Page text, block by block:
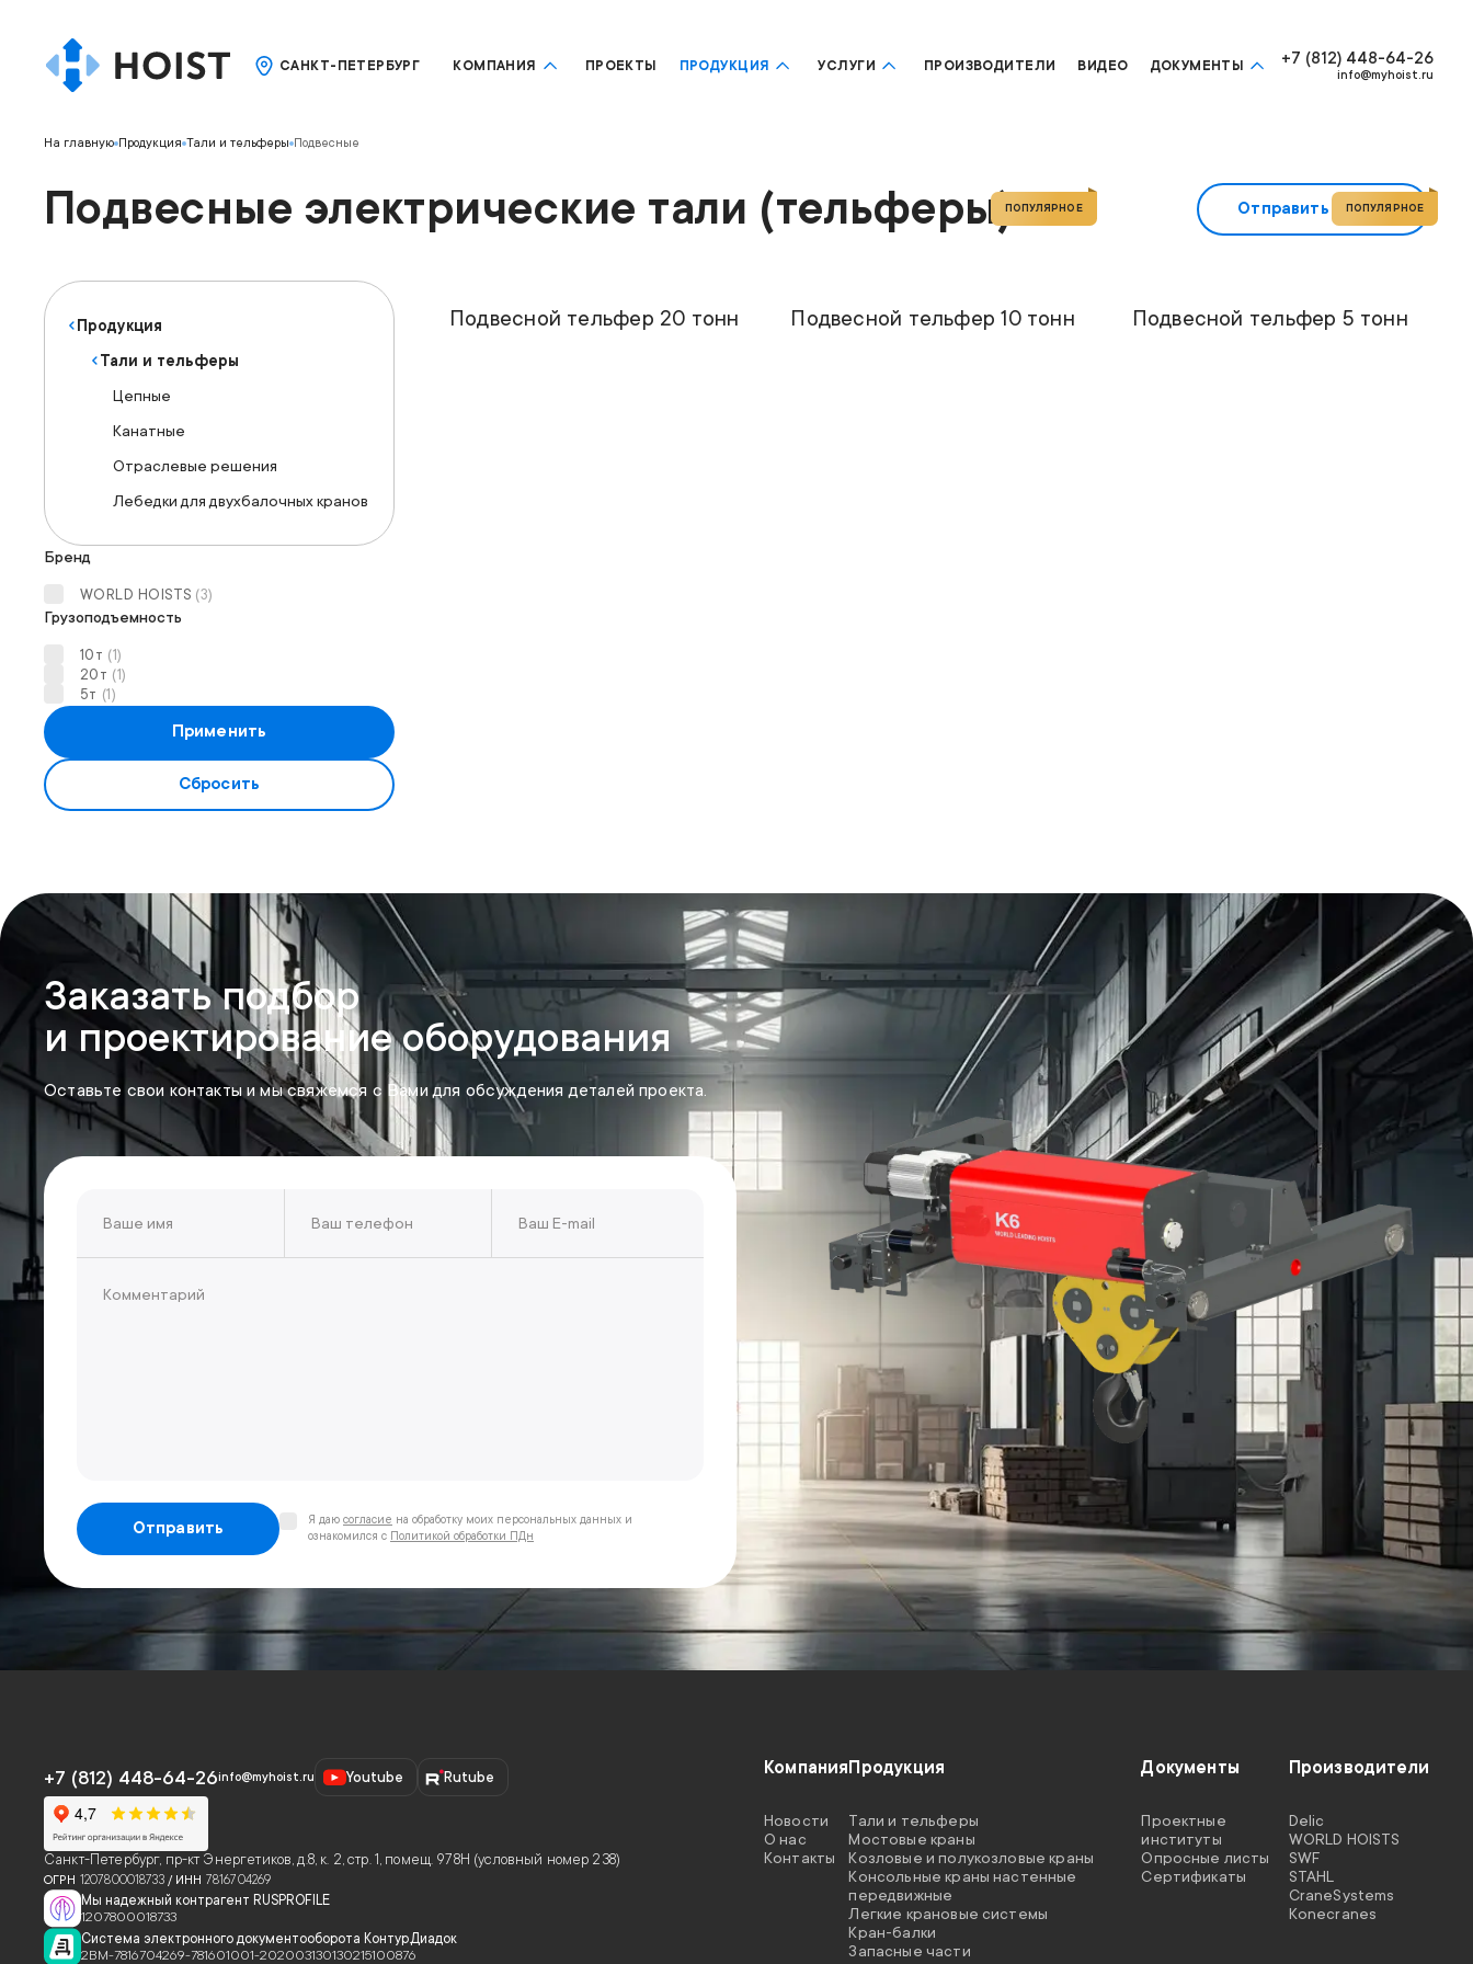
САНКТ-ПЕТЕРБУРГ КОМПАНИЯ ПРОЕКТЫ ПРОДУКЦИЯ УСЛУГИ ПРОИЗВОДИТЕЛИ ВИДЕО ДОКУМЕНТЫ +7 (812) 448-64-26
info@myhoist.ru
На главную Продукция Тали и тельферы Подвесные
Подвесные электрические тали (тельферы) Отправить заявку
Продукция
Тали и тельферы
Цепные
Канатные
Отраслевые решения
Лебедки для двухбалочных кранов
Бренд
WORLD HOISTS (3)
Грузоподъемность
10т (1)
20т (1)
5т (1 )
Применить
Сбросить
Подвесной тельфер 20 тонн
ПОПУЛЯРНОЕ
Подвесной тельфер 10 тонн
ПОПУЛЯРНОЕ
Подвесной тельфер 5 тонн
Заказать подбор
и проектирование оборудования
Оставьте свои контакты и мы свяжемся с Вами для обсуждения деталей проекта.
Отправить Я даю согласие на обработку моих персональных данных и
ознакомился с Политикой обработки ПДн
+7 (812) 448-64-26info@myhoist.ru Youtube Rutube
Санкт-Петербург, пр-кт Энергетиков, д.8, к. 2, стр. 1, помещ. 978Н (условный номер 238)
ОГРН 1207800018733/ ИНН 7816704269
Мы надежный контрагент RUSPROFILE
1207800018733
Система электронного документооборота Контур.Диадок
2BM-7816704269-781601001-202003130130215100876
Компания
Новости
O нас
Контакты
Продукция
Тали и тельферы
Мостовые краны
Козловые и полукозловые краны
Консольные краны настенные
передвижные
Легкие крановые системы
Кран-балки
Запасные части
Документы
Проектные
институты
Опросные листы
Сертификаты
Производители
Delic
WORLD HOISTS
SWF
STAHL
CraneSystems
Konecranes